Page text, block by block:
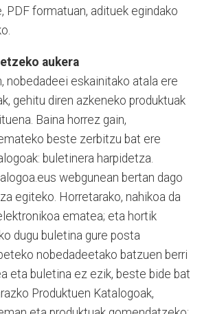
PDF formatuan, adituek egindako
aukera
nobedadeei eskainitako atala ere
gehitu diren azkeneko produktuak
Baina horrez gain,
beste zerbitzu bat ere
buletinera harpidetza.
webgunean bertan dago
egiteko. Horretarako, nahikoa da
ematea; eta hortik
dugu buletina gure posta
nobedadeetako batzuen berri
eta buletina ez ezik, beste bide bat
Produktuen Katalogoak,